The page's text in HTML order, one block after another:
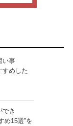
い事
めした
き
め15選”を